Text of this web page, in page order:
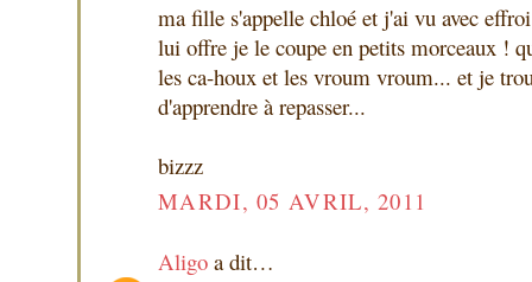
ma fille s'appelle chloé et j'ai vu avec
lui offre je le coupe en petits morceaux !
les ca-houx et les vroum vroum... et je
d'apprendre à repasser...
bizzz
MARDI, 05 AVRIL, 2011
Aligo a dit…